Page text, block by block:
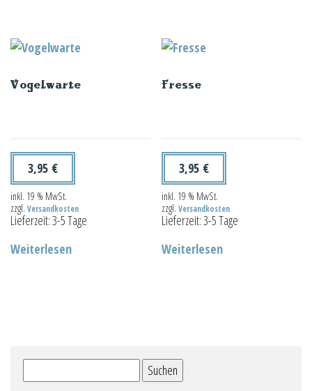
Vogelwarte
3,95 €
inkl. 19 % MwSt.
zzgl. Versandkosten
Lieferzeit:3-5 Tage
Weiterlesen
Fresse
3,95 €
inkl. 19 % MwSt.
zzgl.Versandkosten
Lieferzeit:3-5 Tage
Weiterlesen
nach: